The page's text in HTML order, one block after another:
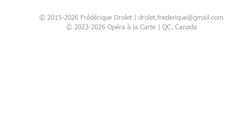
© 2015-2026 Frédérique Drolet | drolet.frederique@gmail.com
© 2023-2026 Opéra à la Carte | QC, Canada